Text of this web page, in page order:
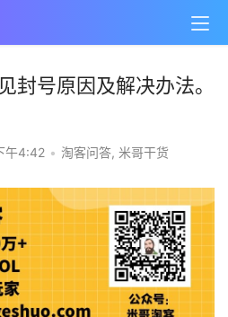
封号原因及解决办法。
午4:42 • 淘客问答, 米哥干货